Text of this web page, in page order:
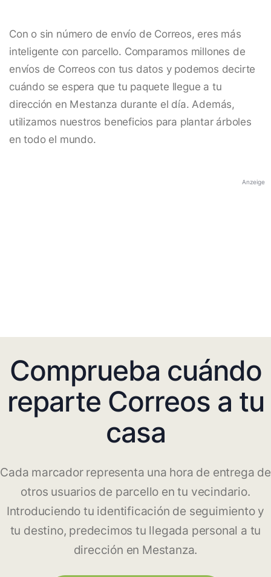
Con o sin número de envío de Correos, eres más
inteligente con parcello. Comparamos millones de
envíos de Correos con tus datos y podemos decirte
cuándo se espera que tu paquete llegue a tu
dirección en Mestanza durante el día. Además,
utilizamos nuestros beneficios para plantar árboles
en todo el mundo.
Anzeige
Comprueba cuándo
reparte Correos a tu
casa
Cada marcador representa una hora de entrega de
otros usuarios de parcello en tu vecindario.
Introduciendo tu identificación de seguimiento y
tu destino, predecimos tu llegada personal a tu
dirección en Mestanza.